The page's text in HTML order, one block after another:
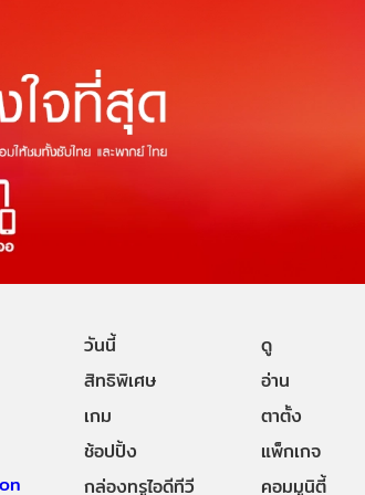
วันนี้
ดู
สิทธิพิเศษ
อ่าน
เกม
ตาตั้ง
ช้อปปิ้ง
แพ็กเกจ
กล่องทรูไอดีทีวี
คอมมูนิตี้